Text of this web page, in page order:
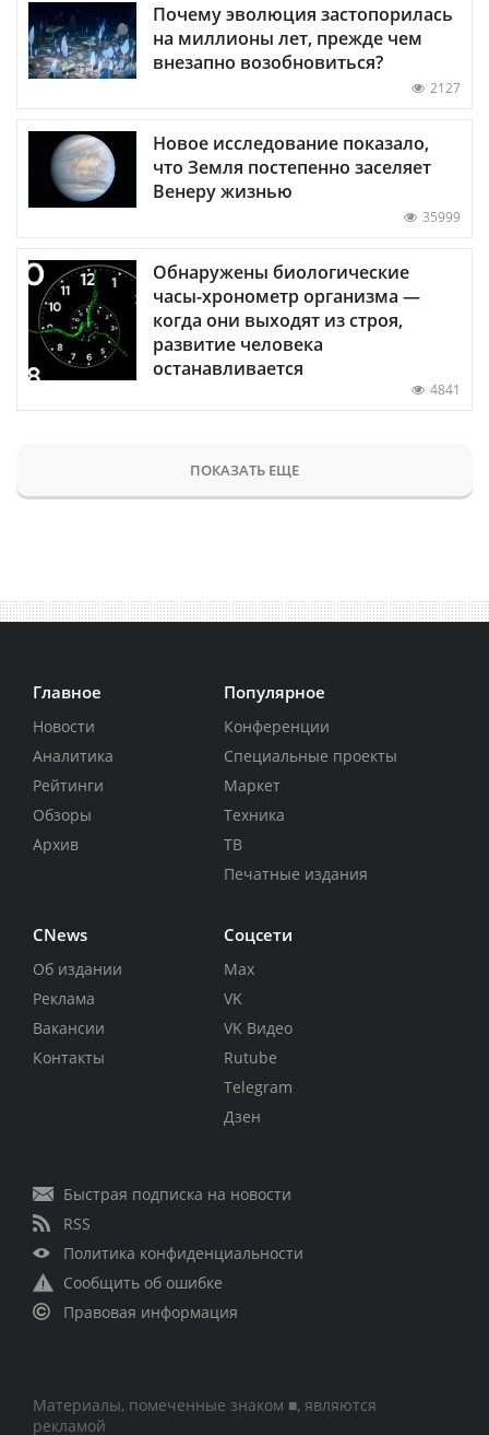
Почему эволюция застопорилась
на миллионы лет, прежде чем
внезапно возобновиться?
2127
Новое исследование показало,
что Земля постепенно заселяет
Венеру жизнью
35999
Обнаружены биологические
часы-хронометр организма —
когда они выходят из строя,
развитие человека
останавливается
4841
ПОКАЗАТЬ ЕЩЕ
Главное
Новости
Аналитика
Рейтинги
Обзоры
Архив
Популярное
Конференции
Специальные проекты
Маркет
Техника
ТВ
Печатные издания
CNews
Об издании
Реклама
Вакансии
Контакты
Соцсети
Max
VK
VK Видео
Rutube
Telegram
Дзен
Быстрая подписка на новости
RSS
Политика конфиденциальности
Сообщить об ошибке
Правовая информация
Материалы, помеченные знаком ■, являются
рекламой